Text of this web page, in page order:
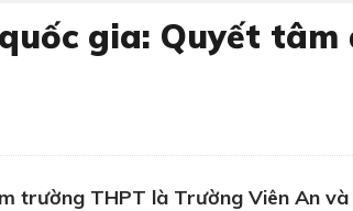
gia: Quyết
trường THPT là Trường Viên An